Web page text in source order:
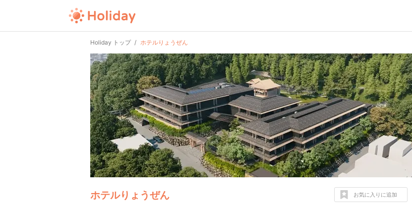
Holiday トップ ホテルりょうぜん
ホテルりょうぜん お気に入りに追加